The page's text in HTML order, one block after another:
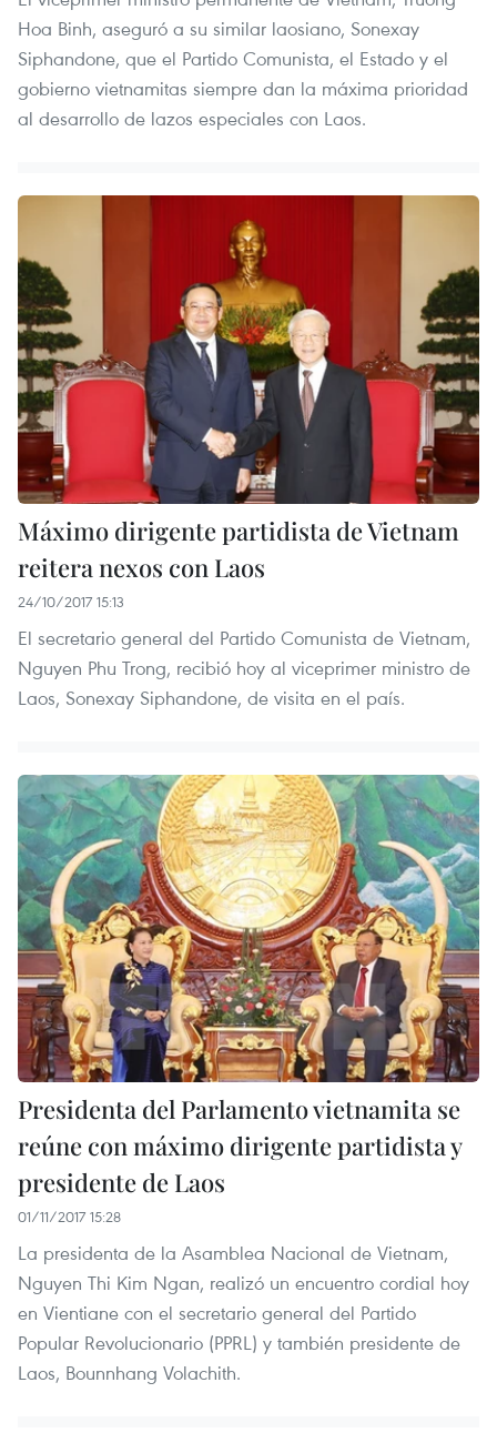
Hoa Binh, aseguró a su similar laosiano, Sonexay
Siphandone, que el Partido Comunista, el Estado y el
gobierno vietnamitas siempre dan la máxima prioridad
al desarrollo de lazos especiales con Laos.
Máximo dirigente partidista de Vietnam
reitera nexos con Laos
24/10/2017 15:13
El secretario general del Partido Comunista de Vietnam,
Nguyen Phu Trong, recibió hoy al viceprimer ministro de
Laos, Sonexay Siphandone, de visita en el país.
Presidenta del Parlamento vietnamita se
reúne con máximo dirigente partidista y
presidente de Laos
01/11/2017 15:28
La presidenta de la Asamblea Nacional de Vietnam,
Nguyen Thi Kim Ngan, realizó un encuentro cordial hoy
en Vientiane con el secretario general del Partido
Popular Revolucionario (PPRL) y también presidente de
Laos, Bounnhang Volachith.